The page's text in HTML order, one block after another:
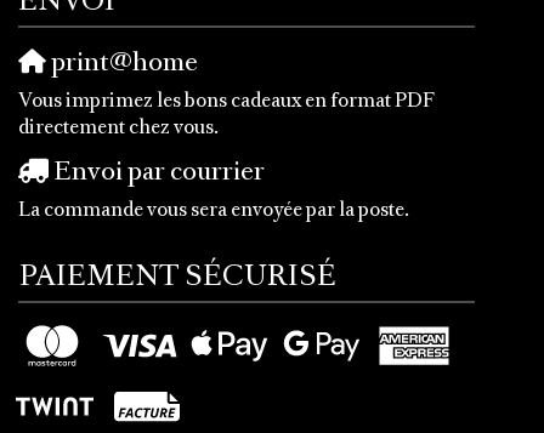
print@home
Vous imprimez les bons cadeaux en format PDF
directement chez vous.
Envoi par courrier
La commande vous sera envoyée par la poste.
PAIEMENT SÉCURISÉ